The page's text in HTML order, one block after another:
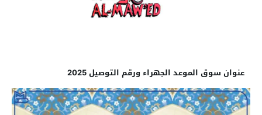
عنوان سوق الموعد الجهراء ورقم التوصيل 2025